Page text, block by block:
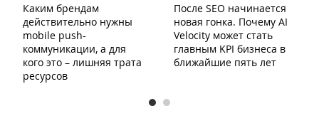
Каким брендам
действительно нужны
mobile push-
коммуникации, а для
кого это – лишняя трата
ресурсов
После SEO начинается
новая гонка. Почему AI
Velocity может стать
главным KPI бизнеса в
ближайшие пять лет